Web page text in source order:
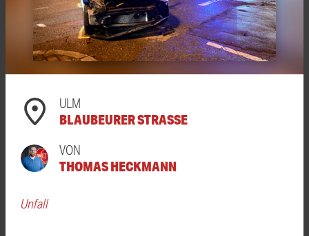
ULM
BLAUBEURER STRASSE
VON
THOMAS HECKMANN
Unfall